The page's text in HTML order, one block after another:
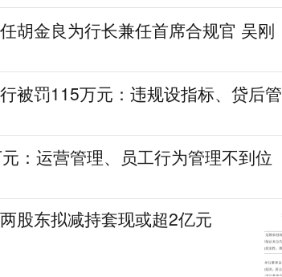
胡金良为行长兼任首席合规官 吴刚
被罚115万元：违规设指标、贷后管
：运营管理、员工行为管理不到位
股东拟减持套现或超2亿元